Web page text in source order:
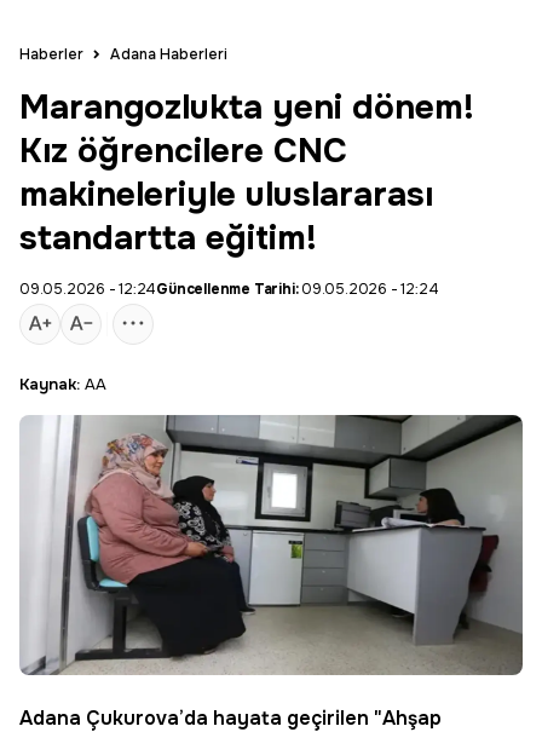
Haberler Adana Haberleri
Marangozlukta yeni dönem!
Kız öğrencilere CNC
makineleriyle uluslararası
standartta eğitim!
09.05.2026 - 12:24Güncellenme Tarihi:09.05.2026 - 12:24
Kaynak: AA
Adana Çukurova’da hayata geçirilen "Ahşap